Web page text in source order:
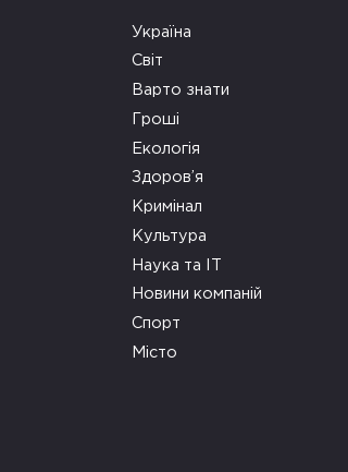
Україна
Світ
Варто знати
Гроші
Екологія
Здоров’я
Кримінал
Культура
Наука та ІТ
Новини компаній
Спорт
Місто